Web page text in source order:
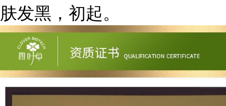
肤发黑，初起。